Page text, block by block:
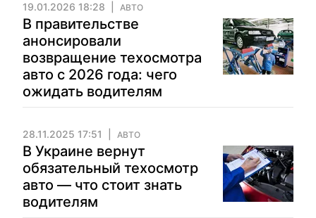
19.01.2026 18:28 АВТО
В правительстве
анонсировали
возвращение техосмотра
авто с 2026 года: чего
ожидать водителям
28.11.2025 17:51 АВТО
В Украине вернут
обязательный техосмотр
авто — что стоит знать
водителям